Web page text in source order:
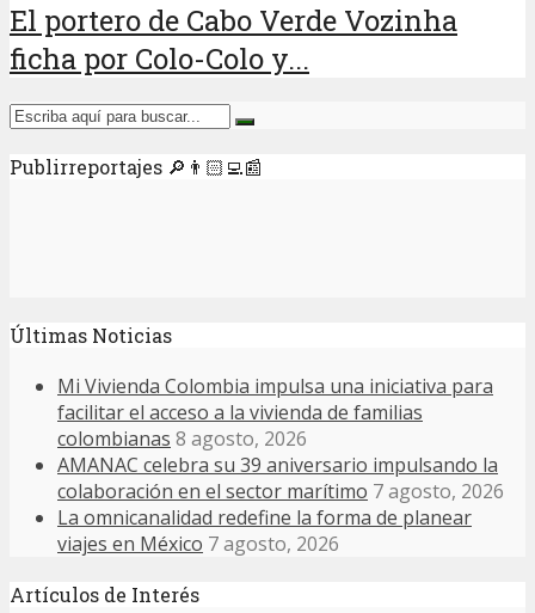
El portero de Cabo Verde Vozinha
ficha por Colo-Colo y...
Publirreportajes 🔎👨🏻‍💻📰
Últimas Noticias
Mi Vivienda Colombia impulsa una iniciativa para
facilitar el acceso a la vivienda de familias
colombianas 8 agosto, 2026
AMANAC celebra su 39 aniversario impulsando la
colaboración en el sector marítimo 7 agosto, 2026
La omnicanalidad redefine la forma de planear
viajes en México 7 agosto, 2026
Artículos de Interés